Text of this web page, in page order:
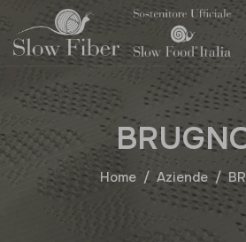
BRUGN
Home Aziende